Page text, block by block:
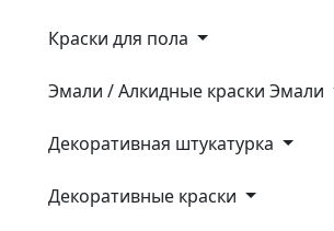
Крaски для пола
Эмали / Алкидные краски Эмали
Декоративная штукатурка
Декоративные краски